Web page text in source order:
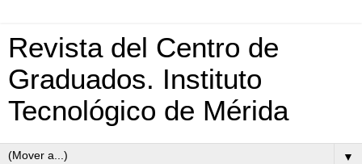
Revista del Centro de
Graduados. Instituto
Tecnológico de Mérida
▼